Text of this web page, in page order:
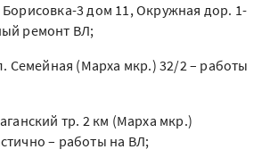
Борисовка-3 дом 11, Окружная дор. 1-
ремонт ВЛ;
Семейная (Марха мкр.) 32/2 – работы
тр. 2 км (Марха мкр.)
– работы на ВЛ;